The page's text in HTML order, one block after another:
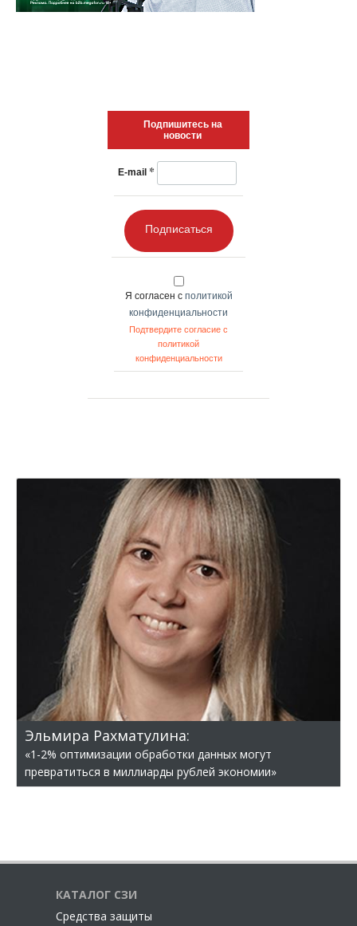
Подпишитесь на
новости
E-mail *
Подписаться
Я согласен с политикой
конфиденциальности
Подтвердите согласие с
политикой
конфиденциальности
Эльмира Рахматулина:
«1-2% оптимизации обработки данных могут
превратиться в миллиарды рублей экономии»
КАТАЛОГ СЗИ
Cредства защиты